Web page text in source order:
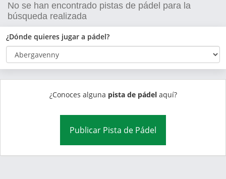
No se han encontrado pistas de pádel para la
búsqueda realizada
¿Dónde quieres jugar a pádel?
¿Conoces alguna pista de pádelaquí?
Publicar Pista de Pádel